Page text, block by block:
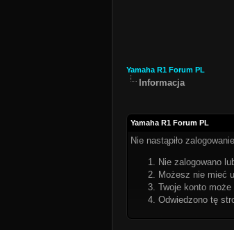
Yamaha R1 Forum PL
Informacja
Yamaha R1 Forum PL
Nie nastąpiło
Nie zalogowano
Możesz nie mieć
Twoje konto
Odwiedzono tę